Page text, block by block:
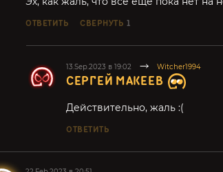
ОТВЕТИТЬ СВЕРНУТЬ 1
13.Sep.2023 в 19:02 Witcher1994
СЕРГЕЙ МАКЕЕВ
Действительно, жаль :(
ОТВЕТИТЬ